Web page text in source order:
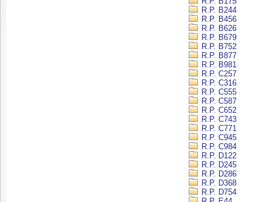
R.P. B244
R.P. B456
R.P. B626
R.P. B679
R.P. B752
R.P. B877
R.P. B981
R.P. C257
R.P. C316
R.P. C555
R.P. C587
R.P. C652
R.P. C743
R.P. C771
R.P. C945
R.P. C984
R.P. D122
R.P. D245
R.P. D286
R.P. D368
R.P. D754